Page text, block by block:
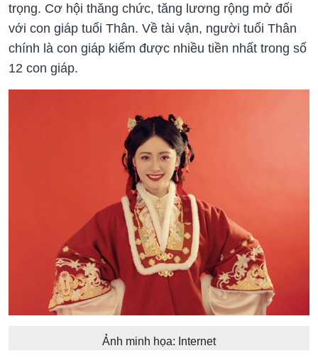
trọng. Cơ hội thăng chức, tăng lương rộng mở đối
với con giáp tuổi Thân. Về tài vận, người tuổi Thân
chính là con giáp kiếm được nhiều tiền nhất trong số
12 con giáp.
Ảnh minh họa: Internet